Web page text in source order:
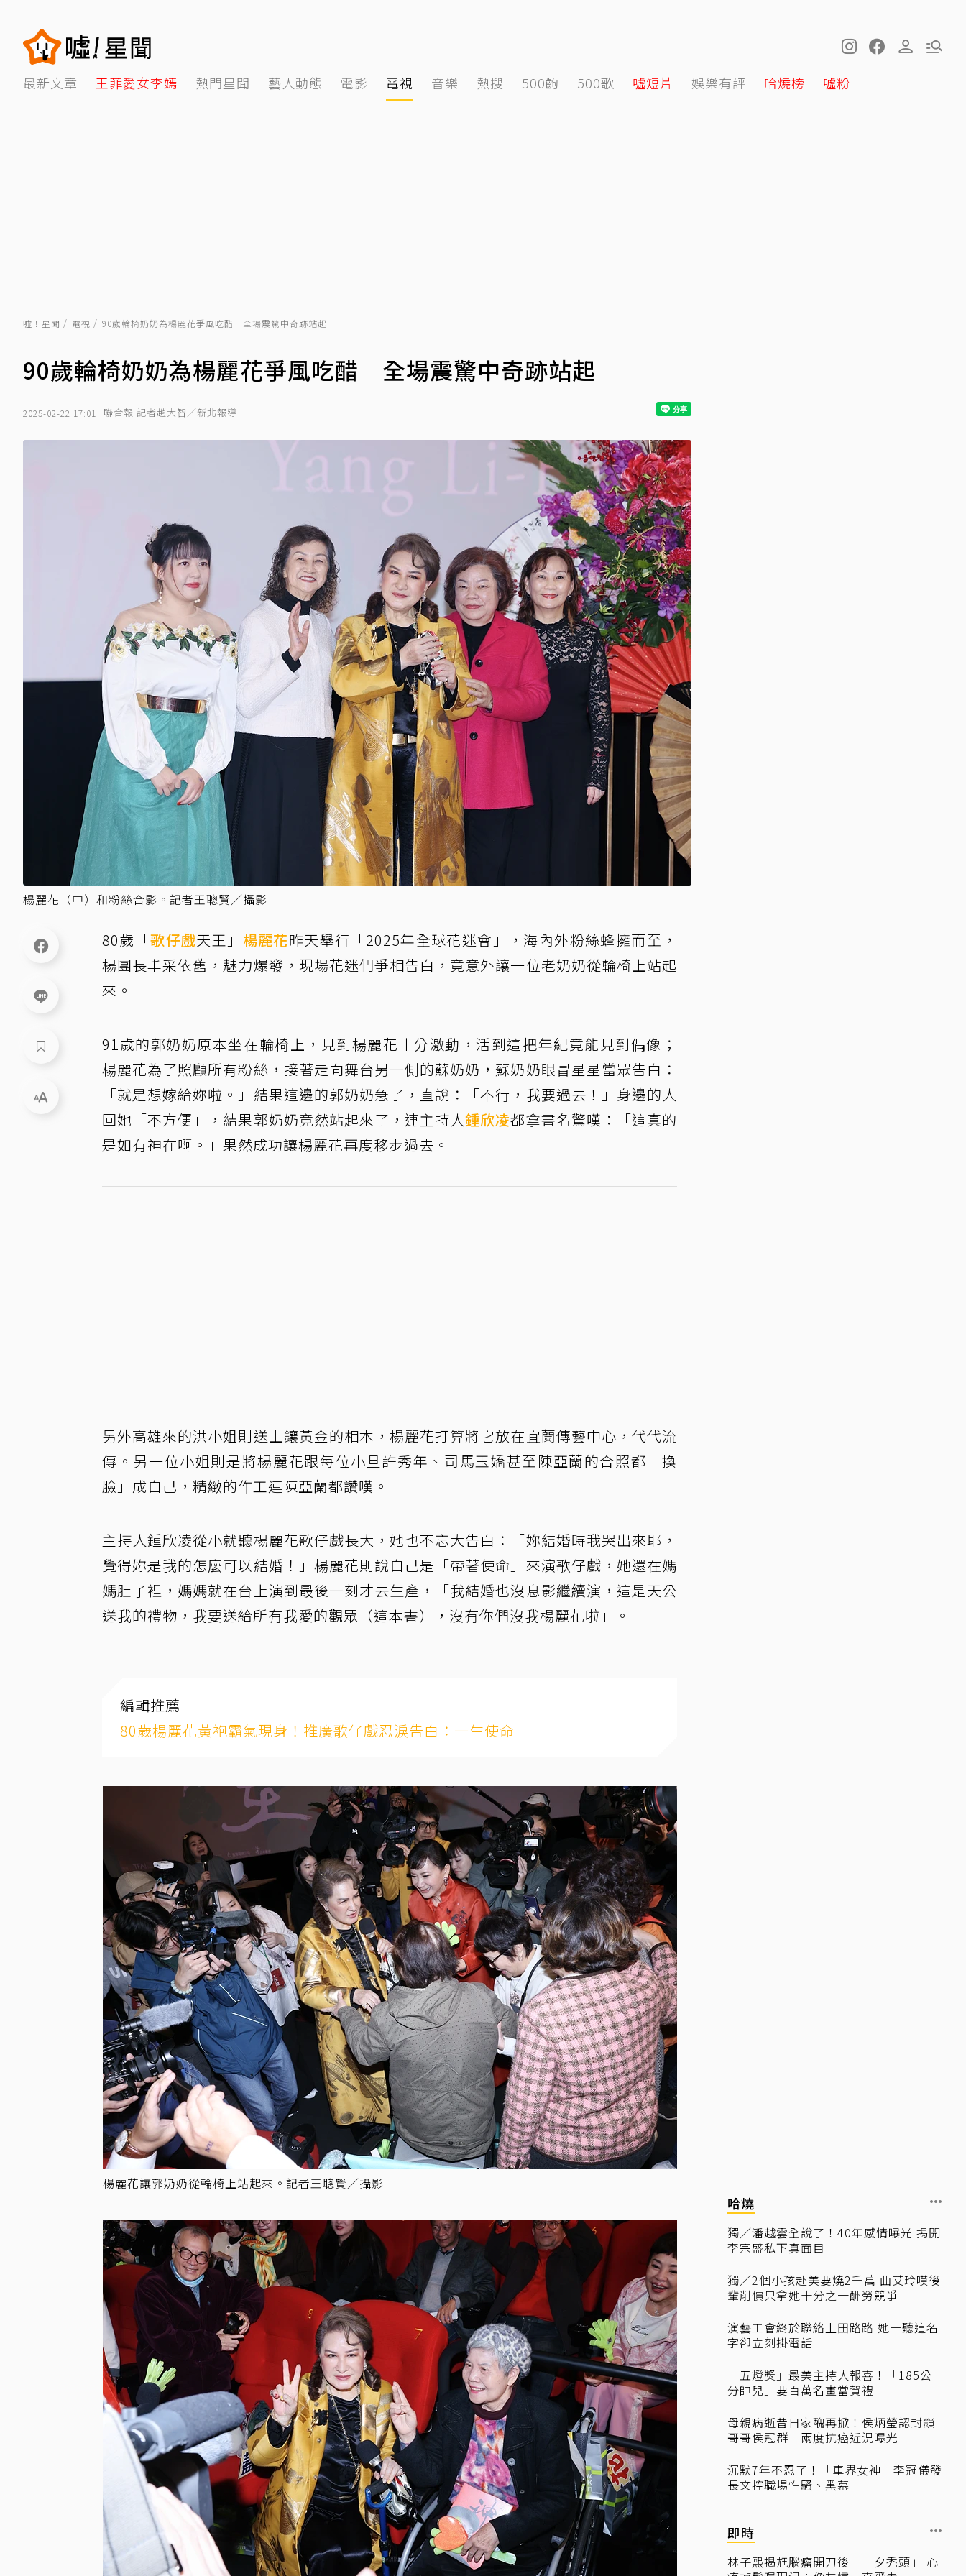
最新文章 王菲愛女李嫣 熱門星聞 藝人動態 電影 電視 音樂 熱搜 500齣 500歌 噓短片 娛樂有評 哈燒榜 噓粉
噓！星聞 電視 90歲輪椅奶奶為楊麗花爭風吃醋 全場震驚中奇跡站起
90歲輪椅奶奶為楊麗花爭風吃醋 全場震驚中奇跡站起
2025-02-22 17:01 聯合報 記者趙大智／新北報導
楊麗花（中）和粉絲合影。記者王聰賢／攝影
80歲「歌仔戲天王」 楊麗花昨天舉行「2025年全球花迷會」，海內外粉絲蜂擁而至，
楊團長丰采依舊，魅力爆發，現場花迷們爭相告白，竟意外讓一位老奶奶從輪椅上站起
來。
91歲的郭奶奶原本坐在輪椅上，見到楊麗花十分激動，活到這把年紀竟能見到偶像；
楊麗花為了照顧所有粉絲，接著走向舞台另一側的蘇奶奶，蘇奶奶眼冒星星當眾告白：
「就是想嫁給妳啦。」結果這邊的郭奶奶急了，直說：「不行，我要過去！」身邊的人
回她「不方便」，結果郭奶奶竟然站起來了，連主持人鍾欣凌都拿書名驚嘆：「這真的
是如有神在啊。」果然成功讓楊麗花再度移步過去。
另外高雄來的洪小姐則送上鑲黃金的相本，楊麗花打算將它放在宜蘭傳藝中心，代代流
傳。另一位小姐則是將楊麗花跟每位小旦許秀年、司馬玉嬌甚至陳亞蘭的合照都「換
臉」成自己，精緻的作工連陳亞蘭都讚嘆。
主持人鍾欣凌從小就聽楊麗花歌仔戲長大，她也不忘大告白：「妳結婚時我哭出來耶，
覺得妳是我的怎麼可以結婚！」楊麗花則說自己是「帶著使命」來演歌仔戲，她還在媽
媽肚子裡，媽媽就在台上演到最後一刻才去生產，「我結婚也沒息影繼續演，這是天公
送我的禮物，我要送給所有我愛的觀眾（這本書），沒有你們沒我楊麗花啦」。
編輯推薦
80歲楊麗花黃袍霸氣現身！推廣歌仔戲忍淚告白：一生使命
楊麗花讓郭奶奶從輪椅上站起來。記者王聰賢／攝影
哈燒
獨／潘越雲全說了！40年感情曝光 揭開
李宗盛私下真面目
獨／2個小孩赴美要燒2千萬 曲艾玲嘆後
輩削價只拿她十分之一酬勞競爭
演藝工會終於聯絡上田路路 她一聽這名
字卻立刻掛電話
「五燈獎」最美主持人報喜！「185公
分帥兒」要百萬名畫當賀禮
母親病逝昔日家醜再掀！侯炳瑩認封鎖
哥哥侯冠群 兩度抗癌近況曝光
沉默7年不忍了！「車界女神」李冠儀發
長文控職場性騷、黑幕
即時
林子熙揭尪腦瘤開刀後「一夕禿頭」 心